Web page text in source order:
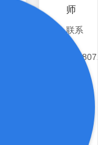
师
联系
电
话